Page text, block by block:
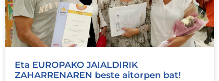
Eta EUROPAKO JAIALDIRIK
ZAHARRENAREN beste aitorpen bat!